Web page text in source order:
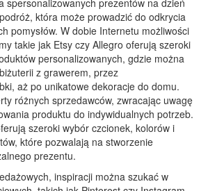
spersonalizowanych prezentów na dzień
która może prowadzić do odkrycia
pomysłów. W dobie Internetu możliwości
takie jak Etsy czy Allegro oferują szeroki
personalizowanych, gdzie można
z grawerem, przez
aż po unikatowe dekoracje do domu.
różnych sprzedawców, zwracając uwagę
produktu do indywidualnych potrzeb.
szeroki wybór czcionek, kolorów i
które pozwalają na stworzenie
prezentu.
inspiracji można szukać w